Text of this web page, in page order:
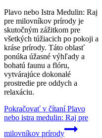
Plavo nebo Istra Medulin: Raj
pre milovníkov prírody je
skutočným zážitkom pre
všetkých túžiacich po pokoji a
kráse prírody. Táto oblasť
ponúka úžasné výhľady a
bohatú faunu a flóru,
vytvárajúce dokonalé
prostredie pre oddych a
relaxáciu.
Pokračovať v čítaníPlavo
nebo istra medulin: Raj pre
milovníkov prírody